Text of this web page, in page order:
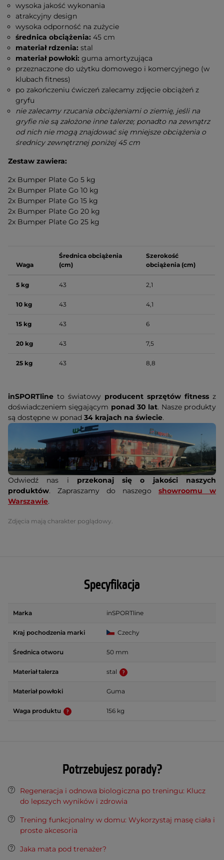
wysoka jakość wykonania
atrakcyjny design
wysoka odporność na zużycie
średnica obciążenia:45 cm
materiał rdzenia:stal
materiał powłoki: guma amortyzująca
przeznaczone do użytku domowego i komercyjnego (w
klubach fitness)
po zakończeniu ćwiczeń zalecamy zdjęcie obciążeń z
gryfu
nie zalecamy rzucania obciążeniami o ziemię, jeśli na
gryfie nie są założone inne talerze; ponadto na zewnątrz
od nich nie mogą znajdować się mniejsze obciążenia o
średnicy zewnętrznej poniżej 45 cm
Zestaw zawiera:
2x Bumper Plate Go 5 kg
2x Bumper Plate Go 10 kg
2x Bumper Plate Go 15 kg
2x Bumper Plate Go 20 kg
2x Bumper Plate Go 25 kg
Waga
Średnica obciążenia
(cm)
Szerokość
obciążenia (cm)
5 kg 43 2,1
10 kg 43 4,1
15 kg 43 6
20 kg 43 7,5
25 kg 43 8,8
inSPORTline to światowy producent sprzętów fitness z
doświadczeniem sięgającym ponad 30 lat. Nasze produkty
są dostępne w ponad 34 krajach na świecie.
Odwiedź nas i przekonaj się o jakości naszych
produktów. Zapraszamy do naszego showroomu w
Warszawie.
Zdjęcia mają charakter poglądowy.
Specyfikacja
Marka inSPORTline
Kraj pochodzenia marki Czechy
Średnica otworu 50 mm
Materiał talerza stal
Materiał powłoki Guma
Waga produktu 156 kg
Potrzebujesz porady?
Regeneracja i odnowa biologiczna po treningu: Klucz
do lepszych wyników i zdrowia
Trening funkcjonalny w domu: Wykorzystaj masę ciała i
proste akcesoria
Jaka mata pod trenażer?